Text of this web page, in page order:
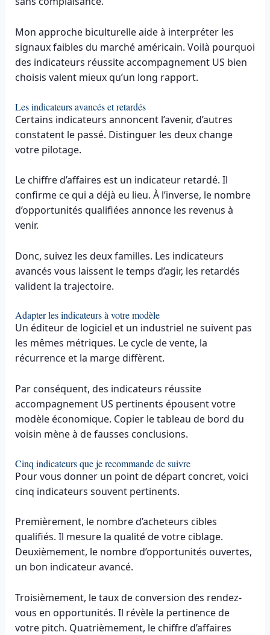
Mon approche bicultu­relle aide à interpréter les
signaux faibles du marché américain. Voilà pourquoi
des indicateurs réussite accompagnement US bien
choisis valent mieux qu’un long rapport.
Les indicateurs avancés et retardés
Certains indicateurs annoncent l’avenir, d’autres
constatent le passé. Distinguer les deux change
votre pilotage.
Le chiffre d’affaires est un indicateur retardé. Il
confirme ce qui a déjà eu lieu. À l’inverse, le nombre
d’opportunités qualifiées annonce les revenus à
venir.
Donc, suivez les deux familles. Les indicateurs
avancés vous laissent le temps d’agir, les retardés
valident la trajectoire.
Adapter les indicateurs à votre modèle
Un éditeur de logiciel et un industriel ne suivent pas
les mêmes métriques. Le cycle de vente, la
récurrence et la marge diffèrent.
Par conséquent, des indicateurs réussite
accompagnement US pertinents épousent votre
modèle économique. Copier le tableau de bord du
voisin mène à de fausses conclusions.
Cinq indicateurs que je recommande de suivre
Pour vous donner un point de départ concret, voici
cinq indicateurs souvent pertinents.
Premièrement, le nombre d’acheteurs cibles
qualifiés. Il mesure la qualité de votre ciblage.
Deuxièmement, le nombre d’opportunités ouvertes,
un bon indicateur avancé.
Troisièmement, le taux de conversion des rendez-
vous en opportunités. Il révèle la pertinence de
votre pitch. Quatrièmement, le chiffre d’affaires